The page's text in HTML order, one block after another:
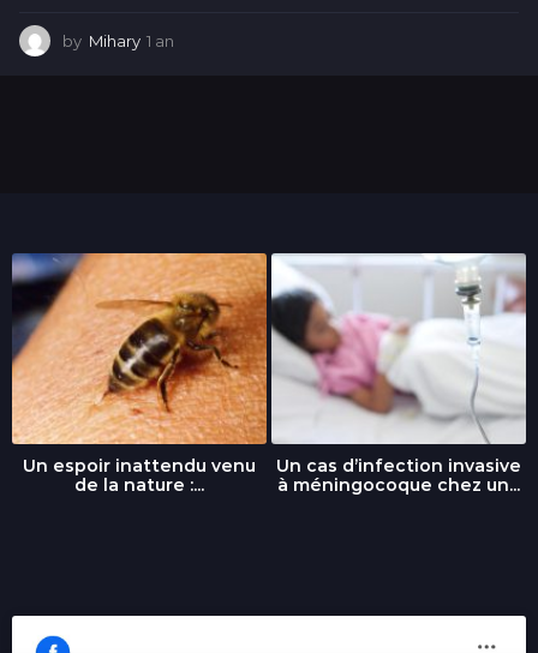
by Mihary 1 an
Un espoir inattendu venu
de la nature :...
Un cas d’infection invasive
à méningocoque chez un...